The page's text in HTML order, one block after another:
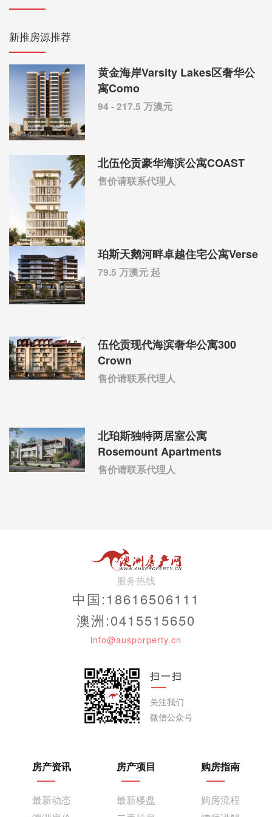
新推房源推荐
黄金海岸Varsity Lakes区奢华公
寓Como
94 - 217.5 万澳元
北伍伦贡豪华海滨公寓COAST
售价请联系代理人
珀斯天鹅河畔卓越住宅公寓Verse
79.5 万澳元 起
伍伦贡现代海滨奢华公寓300
Crown
售价请联系代理人
北珀斯独特两居室公寓
Rosemount Apartments
售价请联系代理人
服务热线
中国:18616506111
澳洲:0415515650
info@ausporperty.cn
扫一扫
关注我们
微信公众号
房产资讯
最新动态
房产项目
最新楼盘
购房指南
购房流程